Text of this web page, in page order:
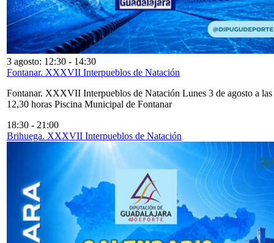
3 agosto: 12:30 - 14:30
Fontanar. XXXVII Interpueblos de Natación
Fontanar. XXXVII Interpueblos de Natación Lunes 3 de agosto a las
12,30 horas Piscina Municipal de Fontanar
18:30 - 21:00
Brihuega. XXXVII Interpueblos de Natación